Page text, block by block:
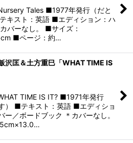
Tales ■1977年発行（だと
キスト：英語 ■エディション：ハ
バーなし。 ■サイズ：
■ページ：約…
沢匡＆土方重巳「WHAT TIME IS
TIME IS IT? ■1971年発行
） ■テキスト：英語 ■エディショ
ー／ボードブック ＊カバーなし。